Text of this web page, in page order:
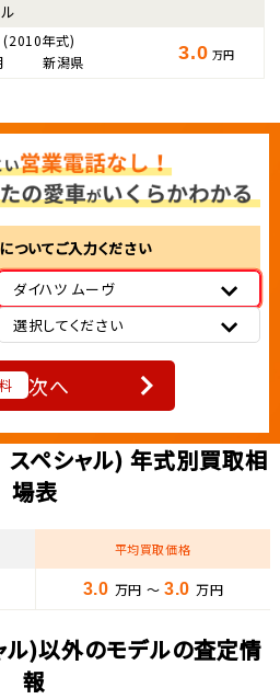
(2010年式)
新潟県 3.0 万円
ついてご入力ください
ダイハツ ムーヴ
選択してください
次へ
ペシャル) 年式別買取相
場表
平均買取価格
3.0 万円 ～ 3.0万円
)以外のモデルの査定情
報